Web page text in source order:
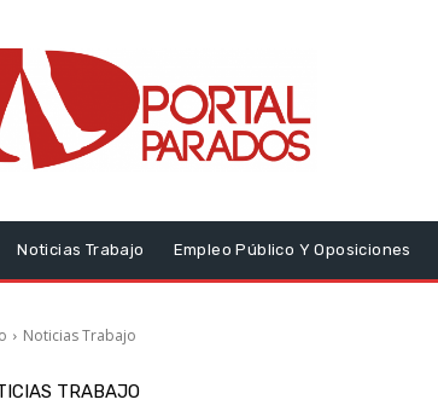
Noticias Trabajo Empleo Público Y Oposiciones
Noticias Trabajo
TRABAJO